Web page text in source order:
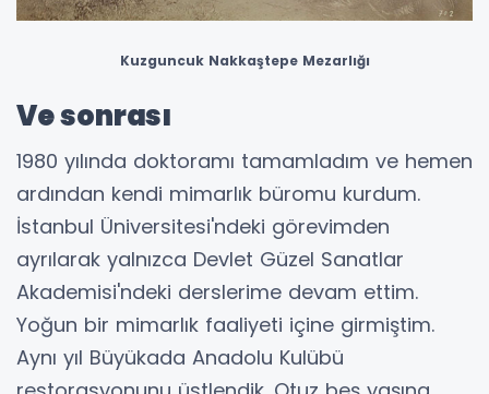
Kuzguncuk Nakkaştepe Mezarlığı
Ve sonrası
1980 yılında doktoramı tamamladım ve hemen
ardından kendi mimarlık büromu kurdum.
İstanbul Üniversitesi'ndeki görevimden
ayrılarak yalnızca Devlet Güzel Sanatlar
Akademisi'ndeki derslerime devam ettim.
Yoğun bir mimarlık faaliyeti içine girmiştim.
Aynı yıl Büyükada Anadolu Kulübü